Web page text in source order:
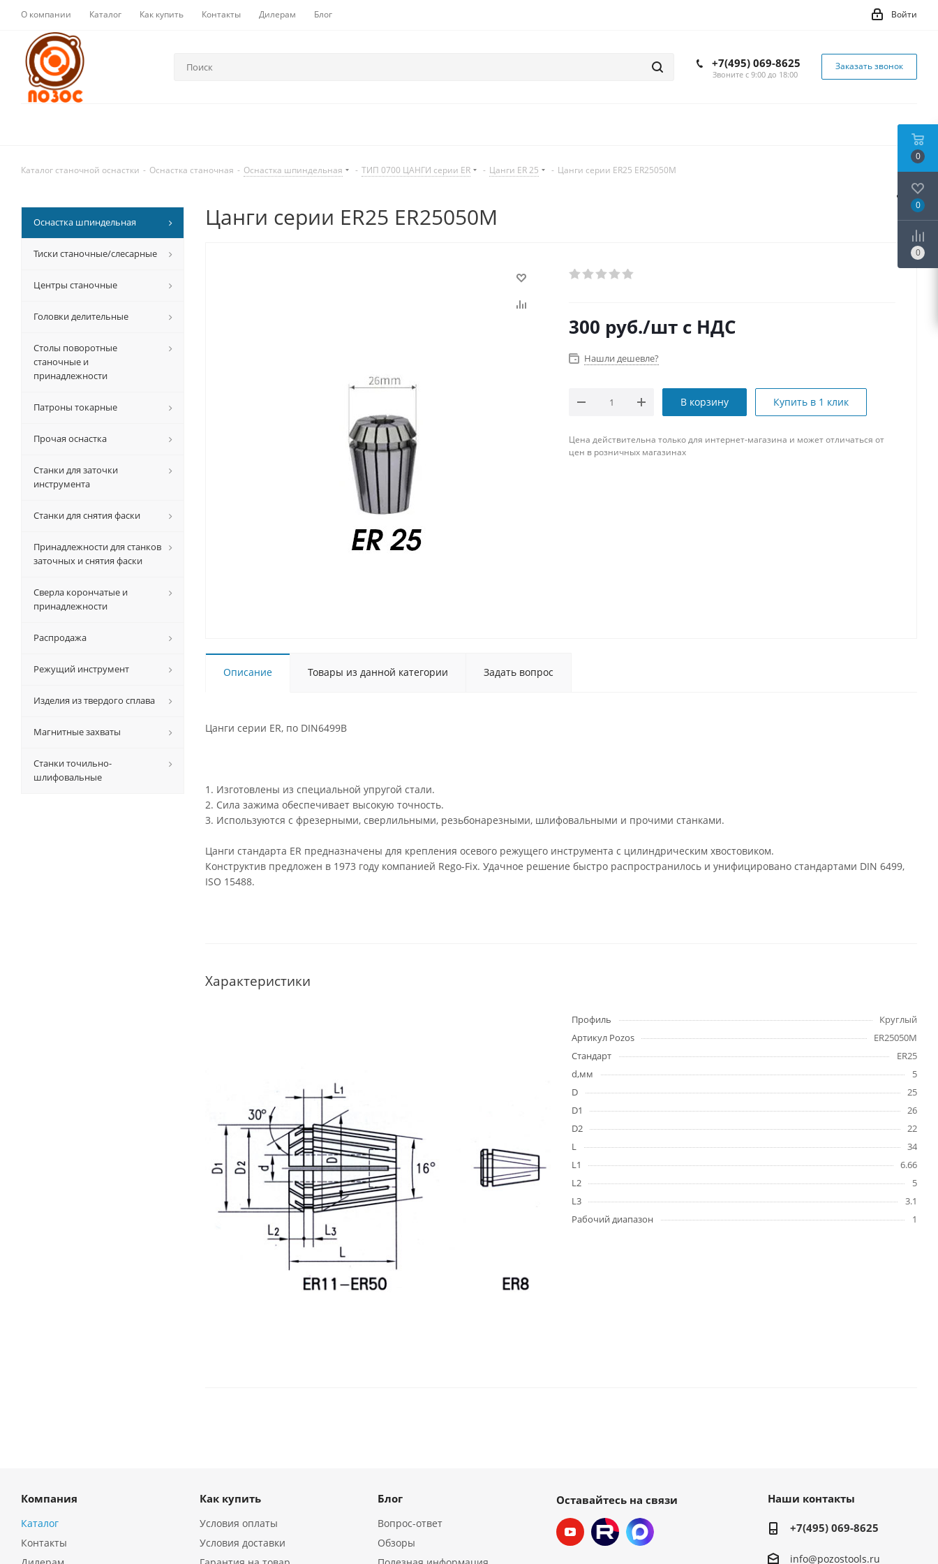
О компании Каталог Как купить Контакты Дилерам Блог Войти
+7(495) 069-8625
Звоните с 9:00 до 18:00
Заказать звонок
Каталог станочной оснастки - Оснастка станочная - Оснастка шпиндельная - ТИП 0700 ЦАНГИ серии ER - Цанги ER 25 - Цанги серии ER25 ER25050M
Цанги серии ER25 ER25050M
300 руб./шт с НДС
Нашли дешевле?
В корзину Купить в 1 клик
Цена действительна только для интернет-магазина и может отличаться от
цен в розничных магазинах
Описание Товары из данной категории Задать вопрос
Цанги серии ER, по DIN6499B
1. Изготовлены из специальной упругой стали.
2. Сила зажима обеспечивает высокую точность.
3. Используются с фрезерными, сверлильными, резьбонарезными, шлифовальными и прочими станками.
Цанги стандарта ER предназначены для крепления осевого режущего инструмента с цилиндрическим хвостовиком.
Конструктив предложен в 1973 году компанией Rego-Fix. Удачное решение быстро распространилось и унифицировано стандартами DIN 6499,
ISO 15488.
Характеристики
Профиль
Круглый
Артикул Pozos
ER25050M
Стандарт
ER25
d,мм
5
D
25
D1
26
D2
22
L
34
L1
6.66
L2
5
L3
3.1
Рабочий диапазон
1
Оснастка шпиндельная
Тиски станочные/слесарные
Центры станочные
Головки делительные
Столы поворотные
станочные и
принадлежности
Патроны токарные
Прочая оснастка
Станки для заточки
инструмента
Станки для снятия фаски
Принадлежности для станков
заточных и снятия фаски
Сверла корончатые и
принадлежности
Распродажа
Режущий инструмент
Изделия из твердого сплава
Магнитные захваты
Станки точильно-
шлифовальные
Компания
Каталог
Контакты
Как купить
Условия оплаты
Условия доставки
Блог
Вопрос-ответ
Обзоры
Оставайтесь на связи Наши контакты
+7(495) 069-8625
info@pozostools.ru
0
0
0